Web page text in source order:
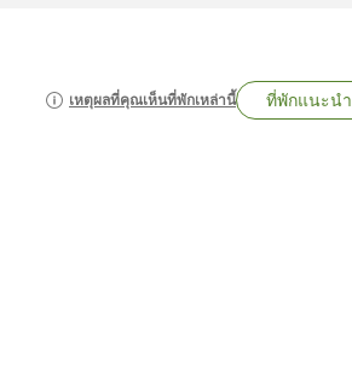
เหตุผลที่คุณเห็นที่พักเหล่านี้ ที่พักแนะนำ